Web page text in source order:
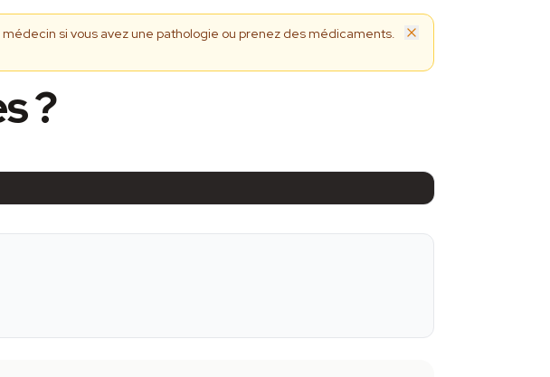
si vous avez une pathologie ou prenez des médicaments.
?